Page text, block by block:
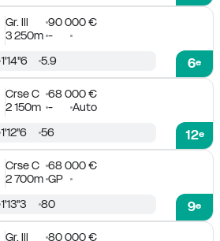
Gr. III
90 000 €
3 250m -
6e
1'14''6 5.9
Crse C
68 000 €
2 150m - Auto
12e
1'12''6 56
Crse C
68 000 €
2 700m GP
9e
1'13''3 80
Gr. III
80 000 €